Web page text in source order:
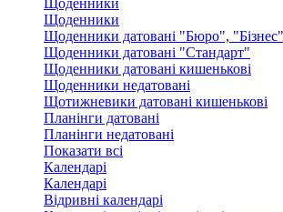
Щоденники
Щоденники
Щоденники датовані "Бюро",
Щоденники датовані "Стандарт"
Щоденники датовані кишенькові
Щоденники недатовані
Щотижневики датовані кишенькові
Планінги датовані
Планінги недатовані
Показати всі
Календарі
Календарі
Відривні календарі